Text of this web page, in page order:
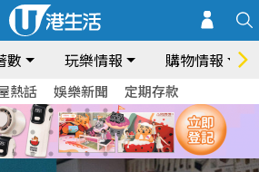
數 玩樂情報 購物情報
熱話 娛樂新聞 定期存款